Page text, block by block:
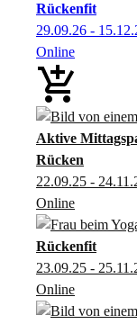
Aktive
Rücken
22.09.25 -
Online
Rückenfit
23.09.25 -
Online
Rückenfit
29.09.26 -
Online